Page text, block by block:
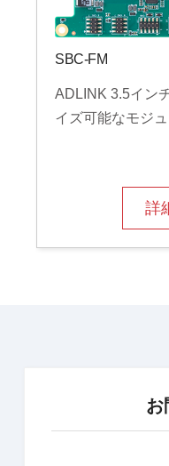
SBC-FM
ADLINK 3.5イン
イズ可能なモジ
詳
お